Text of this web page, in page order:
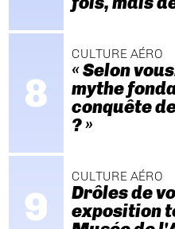
CULTURE AÉRO
« Selon
mythe
conquête
? »
CULTURE AÉRO
Drôles de
exposition